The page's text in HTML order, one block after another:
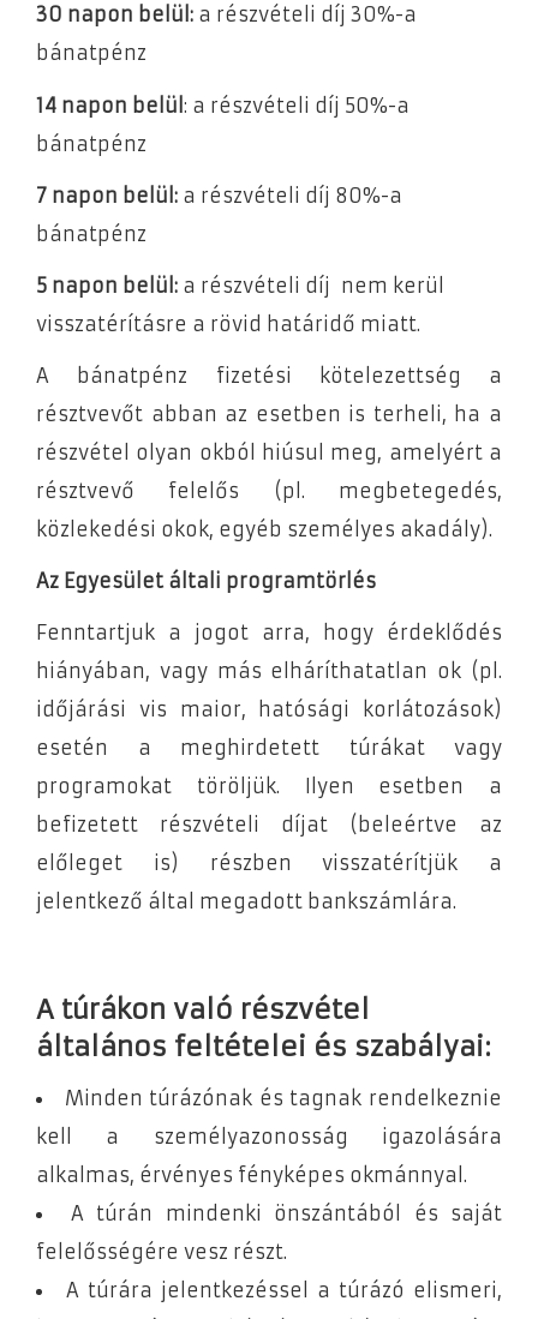
30 napon belül: a részvételi díj 30%-a
bánatpénz
14 napon belül : a részvételi díj 50%-a
bánatpénz
7 napon belül: a részvételi díj 80%-a
bánatpénz
5 napon belül: a részvételi díj nem kerül
visszatérításre a rövid határidő miatt.
A bánatpénz fizetési kötelezettség a
résztvevőt abban az esetben is terheli, ha a
részvétel olyan okból hiúsul meg, amelyért a
résztvevő felelős (pl. megbetegedés,
közlekedési okok, egyéb személyes akadály).
Az Egyesület általi programtörlés
Fenntartjuk a jogot arra, hogy érdeklődés
hiányában, vagy más elháríthatatlan ok (pl.
időjárási vis maior, hatósági korlátozások)
esetén a meghirdetett túrákat vagy
programokat töröljük. Ilyen esetben a
befizetett részvételi díjat (beleértve az
előleget is) részben visszatérítjük a
jelentkező által megadott bankszámlára.
A túrákon való részvétel
általános feltételei és szabályai:
Minden túrázónak és tagnak rendelkeznie
kell a személyazonosság igazolására
alkalmas, érvényes fényképes okmánnyal.
A túrán mindenki önszántából és saját
felelősségére vesz részt.
A túrára jelentkezéssel a túrázó elismeri,